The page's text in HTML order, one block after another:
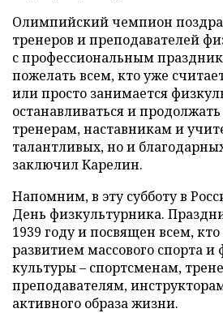
Олимпийский чемпион
тренеров и преподавателей
с профессиональным
пожелать всем, кто уже
или просто занимается
останавливаться и
тренерам, наставникам и
талантливых, но и
заключил Карелин.
Напомним, в эту субботу в
День физкультурника.
1939 году и посвящен всем,
развитием массового спорта и
культуры – спортсменам,
преподавателям,
активного образа жизни.